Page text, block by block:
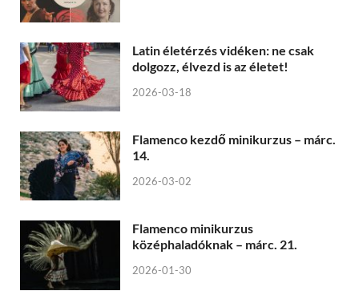
Latin életérzés vidéken: ne csak
dolgozz, élvezd is az életet!
2026-03-18
Flamenco kezdő minikurzus – márc.
14.
2026-03-02
Flamenco minikurzus
középhaladóknak – márc. 21.
2026-01-30